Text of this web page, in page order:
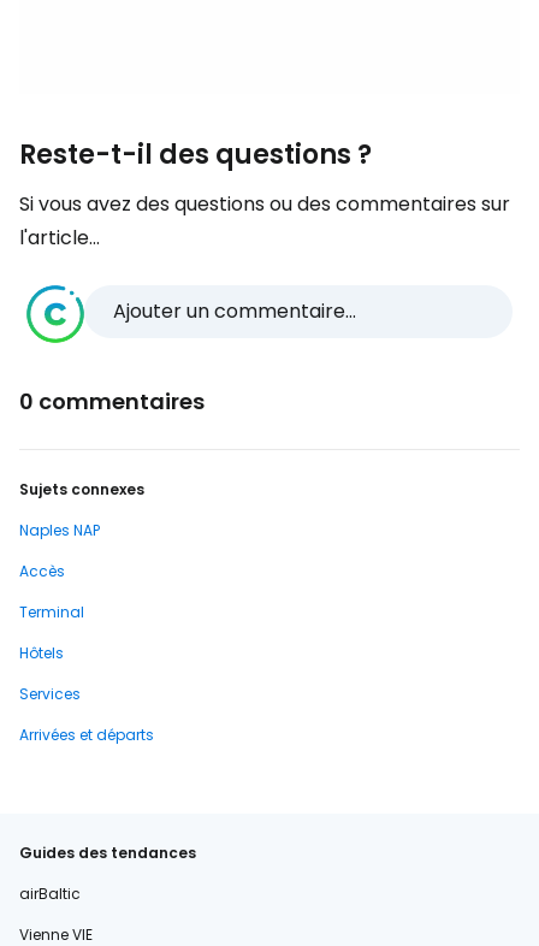
Reste-t-il des questions ?
Si vous avez des questions ou des commentaires sur
l'article...
Ajouter un commentaire...
0 commentaires
Sujets connexes
Naples NAP
Accès
Terminal
Hôtels
Services
Arrivées et départs
Guides des tendances
airBaltic
Vienne VIE